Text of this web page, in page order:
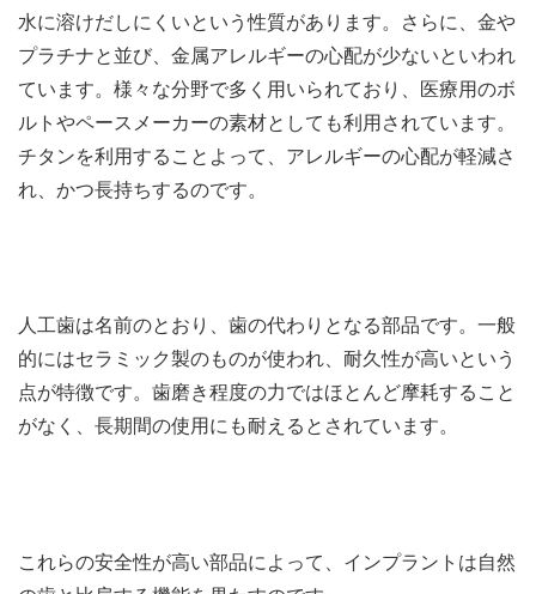
水に溶けだしにくいという性質があります。さらに、金や
プラチナと並び、金属アレルギーの心配が少ないといわれ
ています。様々な分野で多く用いられており、医療用のボ
ルトやペースメーカーの素材としても利用されています。
チタンを利用することよって、アレルギーの心配が軽減さ
れ、かつ長持ちするのです。
人工歯は名前のとおり、歯の代わりとなる部品です。一般
的にはセラミック製のものが使われ、耐久性が高いという
点が特徴です。歯磨き程度の力ではほとんど摩耗すること
がなく、長期間の使用にも耐えるとされています。
これらの安全性が高い部品によって、インプラントは自然